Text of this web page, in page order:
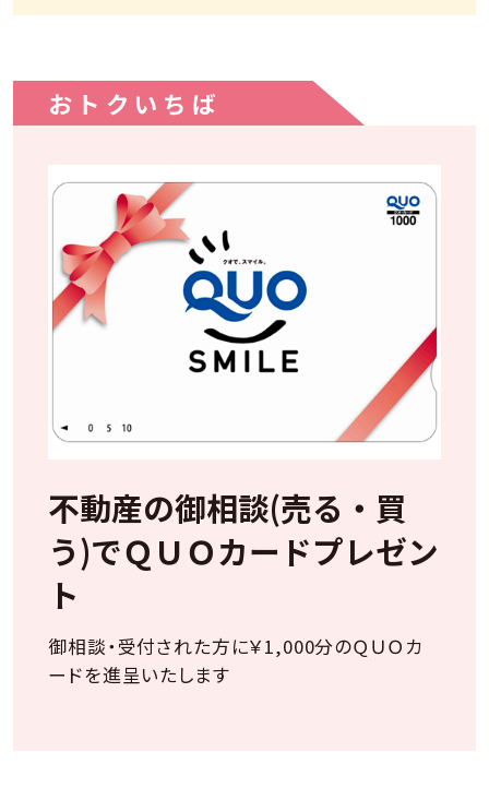
おトクいちば
不動産の御相談(売る・買
う)でＱＵＯカードプレゼン
ト
御相談・受付された方に￥1,000分のＱＵＯカ
ードを進呈いたします